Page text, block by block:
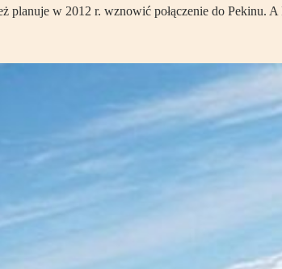
planuje w 2012 r. wznowić połączenie do Pekinu.